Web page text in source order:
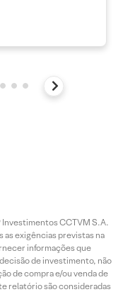
CCTVM S.A.
as exigências previstas na
informações que
de investimento, não
de compra e/ou venda de
relatório são consideradas